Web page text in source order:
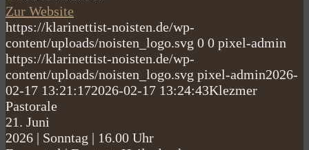
Zur Website
https://klarinettist-noisten.de/wp-
content/uploads/noisten_logo.svg 0 0 pixel-admin
https://klarinettist-noisten.de/wp-
content/uploads/noisten_logo.svg pixel-admin2026-
02-17 13:21:172026-02-17 13:24:43Klezmer
Pastorale
21. Juni
2026 | Sonntag | 16.00 Uhr